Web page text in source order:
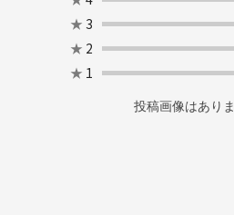
★ 3
★ 2
★ 1
投稿画像はありま